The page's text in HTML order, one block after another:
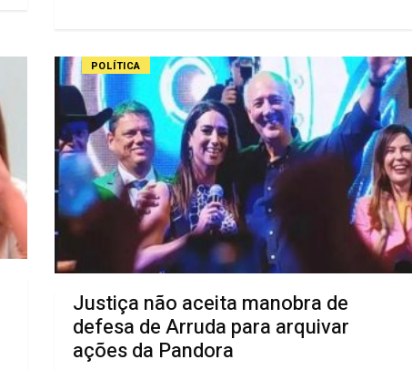
POLÍTICA
Justiça não aceita manobra de
defesa de Arruda para arquivar
ações da Pandora